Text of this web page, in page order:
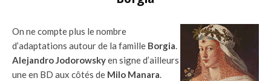
On ne compte plus le nombre
d’adaptations autour de la famille Borgia.
Alejandro Jodorowskyen signe d’ailleurs
une en BD aux côtés de Milo Manara.